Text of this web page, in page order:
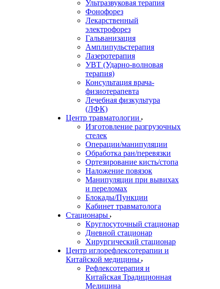
Ультразвуковая терапия
Фонофорез
Лекарственный
электрофорез
Гальванизация
Амплипульстерапия
Лазеротерапия
УВТ (Ударно-волновая
терапия)
Консультация врача-
физиотерапевта
Лечебная физкультура
(ЛФК)
Центр травматологии
Изготовление разгрузочных
стелек
Операции/манипуляции
Обработка ран/перевязки
Ортезирование кисть/стопа
Наложение повязок
Манипуляции при вывихах
и переломах
Блокады/Пункции
Кабинет травматолога
Стационары
Круглосуточный стационар
Дневной стационар
Хирургический стационар
Центр иглорефлексотерапии и
Китайской медицины
Рефлексотерапия и
Китайская Традиционная
Медицина